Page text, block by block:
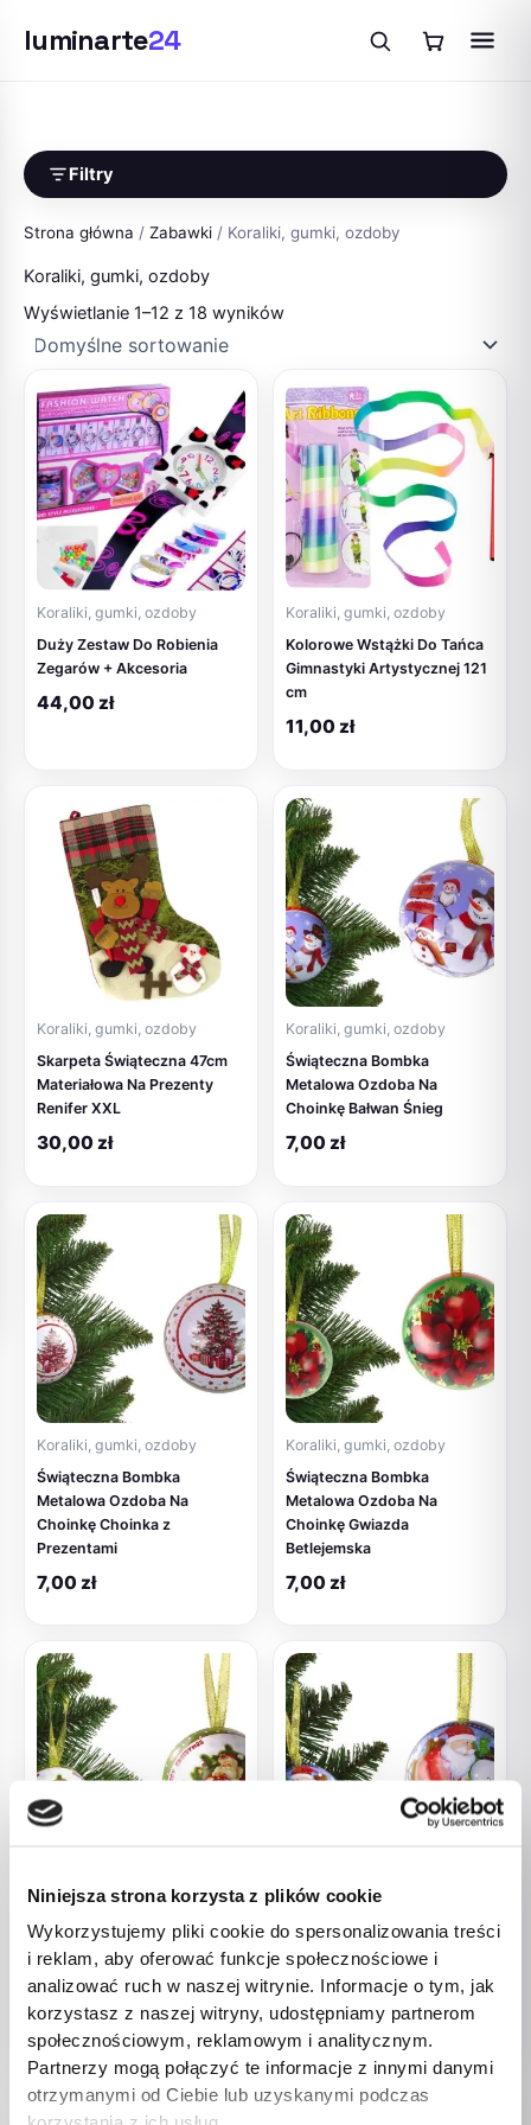
Niniejsza strona korzysta z plików cookie
Wykorzystujemy pliki cookie do spersonalizowania treści
i reklam, aby oferować funkcje społecznościowe i
analizować ruch w naszej witrynie. Informacje o tym, jak
korzystasz z naszej witryny, udostępniamy partnerom
społecznościowym, reklamowym i analitycznym.
Partnerzy mogą połączyć te informacje z innymi danymi
otrzymanymi od Ciebie lub uzyskanymi podczas
luminarte24
treści
Filtry
Strona główna / Zabawki / Koraliki, gumki, ozdoby
Koraliki, gumki, ozdoby
Wyświetlanie 1–12 z 18 wyników
Koraliki, gumki, ozdoby
Duży Zestaw Do Robienia
Zegarów + Akcesoria
44,00 zł
Koraliki, gumki, ozdoby
Kolorowe Wstążki Do Tańca
Gimnastyki Artystycznej 121
cm
11,00 zł
Koraliki, gumki, ozdoby
Skarpeta Świąteczna 47cm
Materiałowa Na Prezenty
Renifer XXL
30,00 zł
Koraliki, gumki, ozdoby
Świąteczna Bombka
Metalowa Ozdoba Na
Choinkę Bałwan Śnieg
7,00 zł
Koraliki, gumki, ozdoby
Świąteczna Bombka
Metalowa Ozdoba Na
Choinkę Choinka z
Prezentami
7,00 zł
Koraliki, gumki, ozdoby
Świąteczna Bombka
Metalowa Ozdoba Na
Choinkę Gwiazda
Betlejemska
7,00 zł
Koraliki, gumki, ozdoby
Metalowa Ozdoba Na
Choinkę Mikołaj Przy
Choince
7,00zł
Koraliki, gumki, ozdoby
Metalowa Ozdoba Na
Choinkę Mikołaj z Bałwanem
Niebieska
7,00zł